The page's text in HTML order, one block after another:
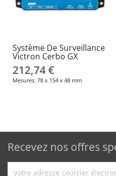
Système De Surveillance
Victron Cerbo GX
212,74 €
Mesures: 78 x 154 x 48 mm
Recevez nos offres